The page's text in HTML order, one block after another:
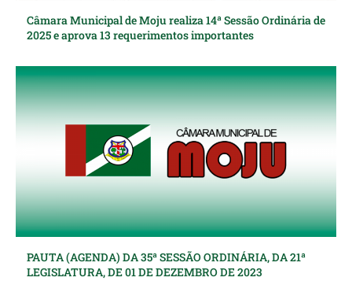
Câmara Municipal de Moju realiza 14ª Sessão Ordinária de
2025 e aprova 13 requerimentos importantes
PAUTA (AGENDA) DA 35ª SESSÃO ORDINÁRIA, DA 21ª
LEGISLATURA, DE 01 DE DEZEMBRO DE 2023